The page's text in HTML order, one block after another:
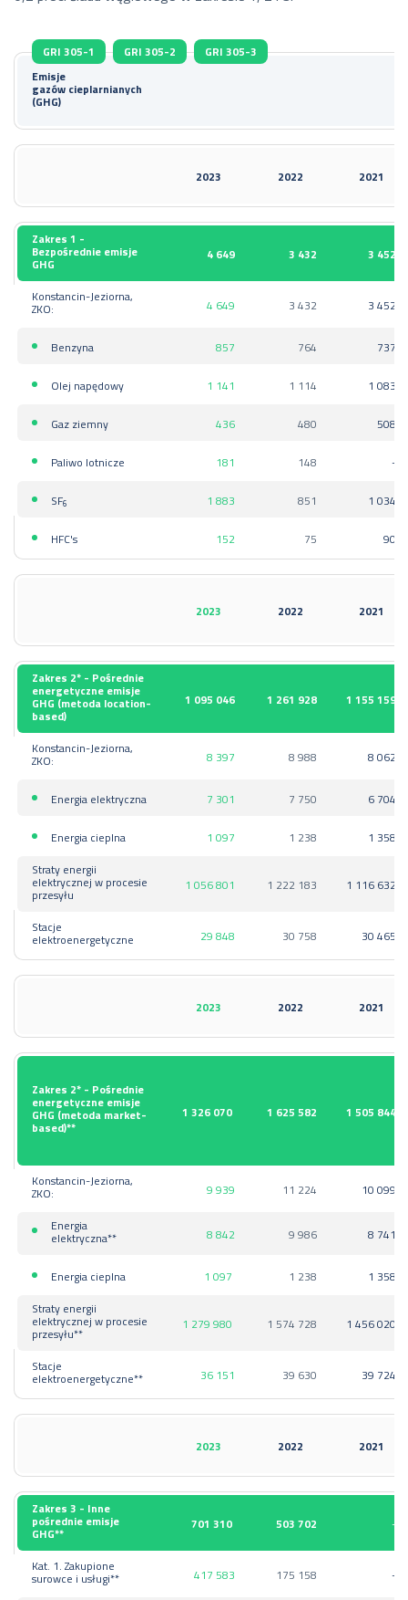
GRI 305-1 GRI 305-2
GRI 305-3
Emisje
gazów cieplarnianych
(GHG)
2023 2022 2021
Zakres 1 -
Bezpośrednie emisje
GHG
4 649 3 432 3 452
Konstancin-Jeziorna,
ZKO: 4 649 3 432 3 452
Benzyna 857 764 737
Olej napędowy 1 141 1 114 1 083
Gaz ziemny 436 480 508
Paliwo lotnicze 181 148 -
SF6 1 883 851 1 034
HFC's 152 75 90
2023 2022 2021
Zakres 2* - Pośrednie
energetyczne emisje
GHG (metoda location-
based)
1 095 046 1 261 928 1 155 159
Konstancin-Jeziorna,
ZKO: 8 397 8 988 8 062
Energia elektryczna 7 301 7 750 6 704
Energia cieplna 1 097 1 238
1 358
Straty energii
elektrycznej w procesie
przesyłu
1 056 801 1 222 183 1 116 632
Stacje
elektroenergetyczne 29 848 30 758 30 465
2023 2022 2021
Zakres 2* - Pośrednie
energetyczne emisje
GHG (metoda market-
based)**
1 326 070 1 625 582 1 505 844
Konstancin-Jeziorna,
ZKO: 9 939 11 224 10 099
Energia
elektryczna** 8 842 9 986 8 741
Energia cieplna 1 097 1 238
1 358
Straty energii
elektrycznej w procesie
przesyłu**
1 279 980 1 574 728 1 456 020
Stacje
elektroenergetyczne** 36 151 39 630 39 724
2023 2022 2021
Zakres 3 - Inne
pośrednie emisje
GHG**
701 310 503 702 -
Kat. 1. Zakupione
surowce i usługi** 417 583 175 158 -